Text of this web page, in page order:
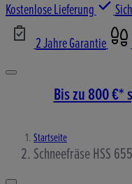
Kostenlose Lieferung
2 Jahre Garantie
Bis zu 800 €*
Startseite
Schneefräse HSS